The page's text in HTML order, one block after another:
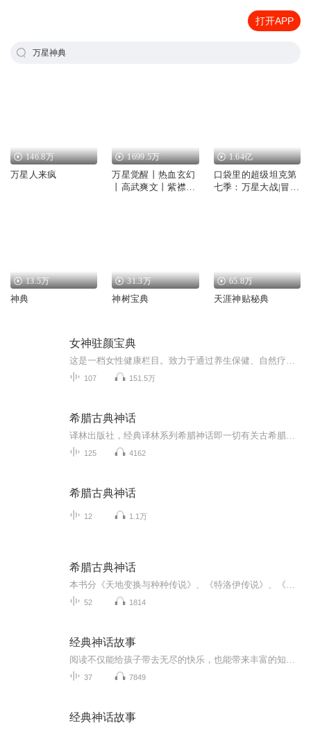
打开APP
万星神典
146.8万
万星人来疯
1699.5万
万星觉醒丨热血玄幻
丨高武爽文丨紫襟剧
1.64亿
口袋里的超级坦克第
七季：万星大战|冒险
13.5万
神典
31.3万
神树宝典
65.8万
天涯神贴秘典
女神驻颜宝典
107 151.5万
希腊古典神话
125 4162
希腊古典神话
12 1.1万
希腊古典神话
52 1814
经典神话故事
37 7849
经典神话故事